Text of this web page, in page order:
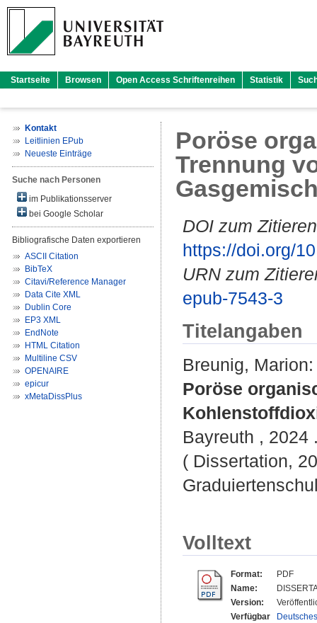
Startseite Browsen Open Access Schriftenreihen Statistik
Kontakt
Leitlinien EPub
Neueste Einträge
Suche nach Personen
im Publikationsserver
bei Google Scholar
Bibliografische Daten exportieren
ASCII Citation
BibTeX
Citavi/Reference Manager
Data Cite XML
Dublin Core
EP3 XML
EndNote
HTML Citation
Multiline CSV
OPENAIRE
epicur
xMetaDissPlus
Poröse
Trennung
DOI zum
https://doi.org/
URN zum
epub-7543-3
Titelangaben
Breunig, Marion:
Poröse
Bayreuth , 2024
( Dissertation,
Volltext
Format:
PDF
Name:
Version:
Verfügbar